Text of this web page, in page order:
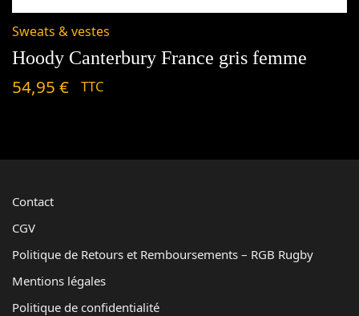
Sweats & vestes
Hoody Canterbury France gris femme
54,95 € TTC
Contact
CGV
Politique de Retours et Remboursements – RGB Rugby
Mentions légales
Politique de confidentialité